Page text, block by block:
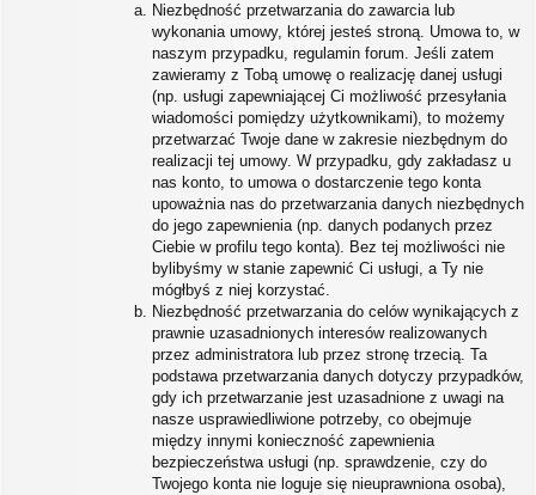
Niezbędność przetwarzania do zawarcia lub
wykonania umowy, której jesteś stroną. Umowa to, w
naszym przypadku, regulamin forum. Jeśli zatem
zawieramy z Tobą umowę o realizację danej usługi
(np. usługi zapewniającej Ci możliwość przesyłania
wiadomości pomiędzy użytkownikami), to możemy
przetwarzać Twoje dane w zakresie niezbędnym do
realizacji tej umowy. W przypadku, gdy zakładasz u
nas konto, to umowa o dostarczenie tego konta
upoważnia nas do przetwarzania danych niezbędnych
do jego zapewnienia (np. danych podanych przez
Ciebie w profilu tego konta). Bez tej możliwości nie
bylibyśmy w stanie zapewnić Ci usługi, a Ty nie
mógłbyś z niej korzystać.
Niezbędność przetwarzania do celów wynikających z
prawnie uzasadnionych interesów realizowanych
przez administratora lub przez stronę trzecią. Ta
podstawa przetwarzania danych dotyczy przypadków,
gdy ich przetwarzanie jest uzasadnione z uwagi na
nasze usprawiedliwione potrzeby, co obejmuje
między innymi konieczność zapewnienia
bezpieczeństwa usługi (np. sprawdzenie, czy do
Twojego konta nie loguje się nieuprawniona osoba),